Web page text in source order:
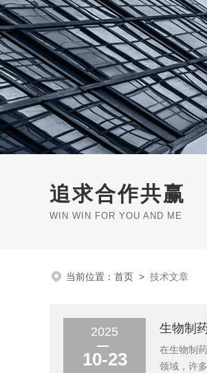
追求合作共赢
WIN WIN FOR YOU AND ME
当前位置： 首页 > 技术文章
2025
10-23
生物制
在生物制
领域，许